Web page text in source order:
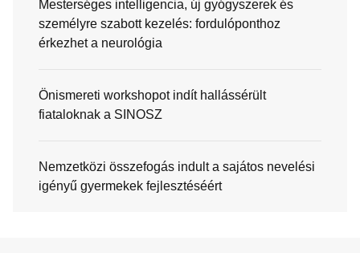
Mesterséges intelligencia, új gyógyszerek és
személyre szabott kezelés: fordulóponthoz
érkezhet a neurológia
Önismereti workshopot indít hallássérült
fiataloknak a SINOSZ
Nemzetközi összefogás indult a sajátos nevelési
igényű gyermekek fejlesztéséért